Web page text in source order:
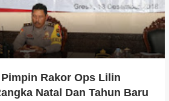
Rakor Ops Lilin
Natal Dan Tahun Baru